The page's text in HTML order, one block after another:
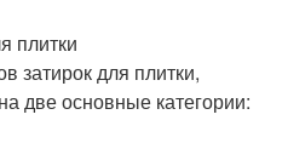
плитки
затирок для плитки,
две основные категории: